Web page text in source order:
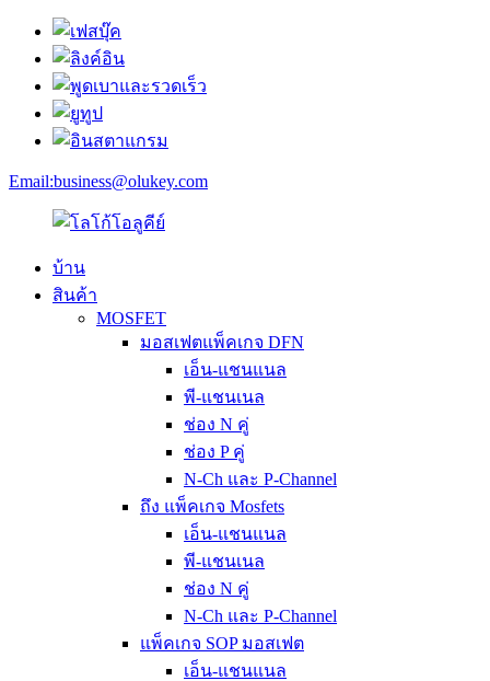
Email:business@olukey.com
บ้าน
สินค้า
MOSFET
มอสเฟตแพ็คเกจ DFN
เอ็น-แชนแนล
พี-แชนเนล
ช่อง N คู่
ช่อง P คู่
N-Ch และ P-Channel
ถึง แพ็คเกจ Mosfets
เอ็น-แชนแนล
พี-แชนเนล
ช่อง N คู่
N-Ch และ P-Channel
แพ็คเกจ SOP มอสเฟต
เอ็น-แชนแนล